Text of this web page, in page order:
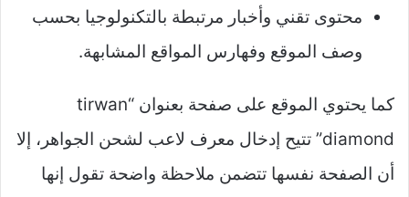
محتوى تقني وأخبار مرتبطة بالتكنولوجيا بحسب
وصف الموقع وفهارس المواقع المشابهة.
كما يحتوي الموقع على صفحة بعنوان “tirwan
diamond” تتيح إدخال معرف لاعب لشحن الجواهر، إلا
أن الصفحة نفسها تتضمن ملاحظة واضحة تقول إنها